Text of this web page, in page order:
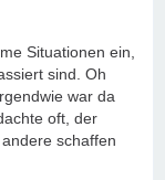
Situationen ein,
sind. Oh
war da
oft, der
schaffen